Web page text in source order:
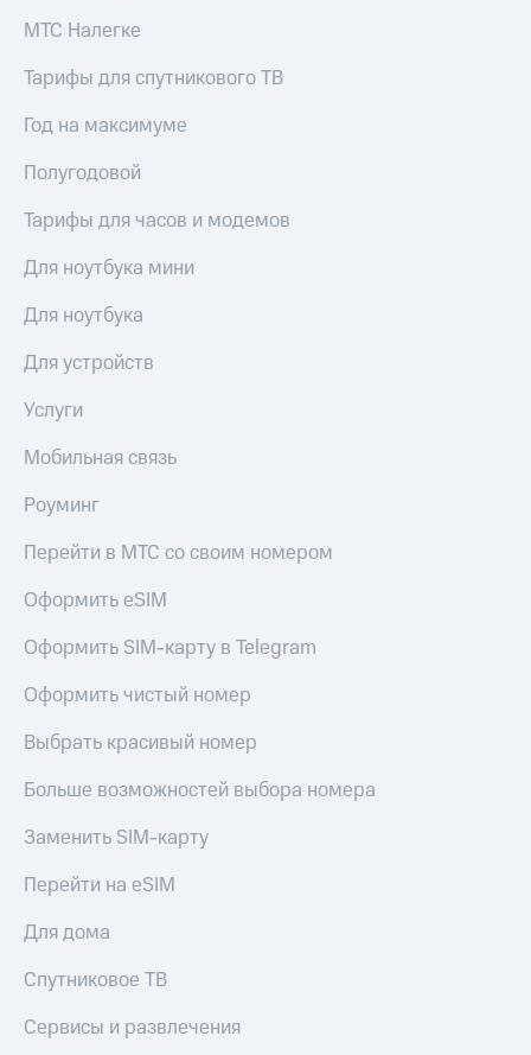
МТС Налегке
Тарифы для спутникового ТВ
Год на максимуме
Полугодовой
Тарифы для часов и модемов
Для ноутбука мини
Для ноутбука
Для устройств
Услуги
Мобильная связь
Роуминг
Перейти в МТС со своим номером
Оформить eSIM
Оформить SIM-карту в Telegram
Оформить чистый номер
Выбрать красивый номер
Больше возможностей выбора номера
Заменить SIM-карту
Перейти на eSIM
Для дома
Спутниковое ТВ
Сервисы и развлечения